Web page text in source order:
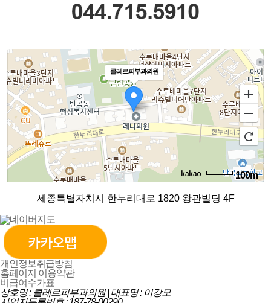
클레르피부과의원
100m
세종특별자치시 한누리대로 1820 왕관빌딩 4F
개인정보취급방침
홈페이지 이용약관
비급여수가표
상호명 : 클레르피부과의원 | 대표명 : 이강모